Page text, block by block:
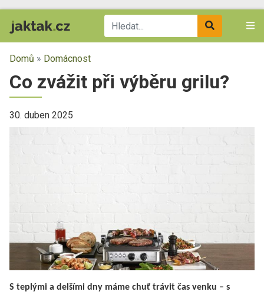
Domů » Domácnost
Co zvážit při výběru grilu?
30. duben 2025
S teplými a delšími dny máme chuť trávit čas venku – s